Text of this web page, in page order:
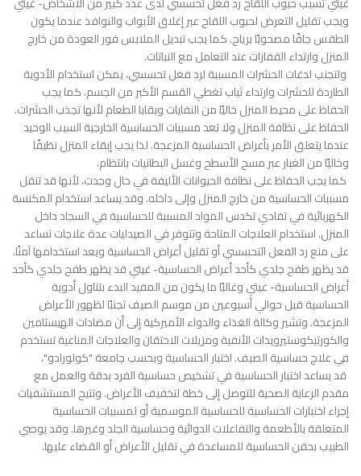
ويجب تقليل التعرض لحبوب اللقاح عبر إغلاق الأبواب والنوافذ عندما يكون
الطقس جافًا مصحوبًا برياح. كما يجب تبديل الملابس فور العودة من خارج
المنزل وارتداء القفازات عند التعامل مع النباتات.
ولتجنب لدغات الحشرات المسببة لرد فعل تحسسي، يمكن استخدام الأدوية
الطاردة للحشرات وارتداء ثياب تغطي القسم الأكبر من الجسم. كما يجب
الحفاظ على محيط المنزل خاليًا من النفايات وبقايا الطعام لأنها تجذب الحشرات.
الحفاظ على نظافة المنزل ولا تعد مسببات الحساسية الخارجية السبب الوحيد
عندما يتعلق الأمر بأعراض الحساسية المزعجة. لذا يجب إبقاء المنزل نظيفًا
وخاليًا من الغبار عبر مسح الأسطح وغسل البطانيات بانتظام.
كما يجب الحفاظ على نظافة الحيوانات الأليفة في حال وجدت، لأنها قد تنقل
مسببات الحساسية من خارج المنزل وإلى داخله. وقد يساعد استخدام المكنسة
الكهربائية في تفادي تكدس المواد المسببة للحساسية في السجاد داخل
المنزل. استخدام العلاجات المتاحة وتتوفر في الصيدليات عدة علاجات تساعد
على منع رد الفعل التحسسي أو تقليل أعراض الحساسية ويعد استخدامها آمنًا.
قد يظهر طفح جلدي كأحد أعراض الحساسية- غيتي قد يظهر طفح جلدي كأحد
أعراض الحساسية- غيتي وغالبًا ما يكون من المفيد البدء بتناول أدوية
الحساسية قبل حوالي أسبوعين من موسم الصيف تجنبًا لظهور الأعراض
المزعجة. وتشير وكالة الغذاء والدواء الأميركية إلى أن مضادات الهيستامين
والكورتيكوستيرويدات الأنفية ومزيلات الاحتقان والعلاجات المناعية تستخدم
في علاج حساسية الصيف. اختبار الحساسية وبحسب جامعة "كولورادو"،
قد يساعد اختبار الحساسية في تشخيص حساسية الفرد بدقة والعمل مع
مقدم الرعاية الصحية للتوصل إلى خطة لتخفيف الأعراض. وتتيح المستشفيات
إجراء اختبارات الحساسية للحساسية الموسمية أو لمسببات الحساسية
المتعلقة بالأطعمة والتفاعلات الدوائية وحساسية الجلد وغيرها. وقد يوصي
الطبيب بحقن الحساسية للمساعدة في تقليل الأعراض أو القضاء عليها.